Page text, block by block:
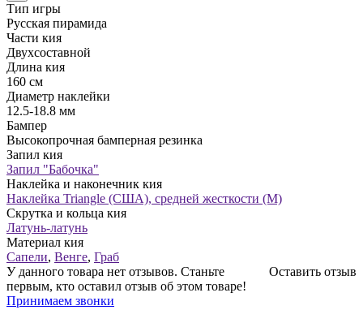
Тип игры
Русская пирамида
Части кия
Двухсоставной
Длина кия
160 см
Диаметр наклейки
12.5-18.8 мм
Бампер
Высокопрочная бамперная резинка
Запил кия
Запил "Бабочка"
Наклейка и наконечник кия
Наклейка Triangle (США), средней жесткости (М)
Скрутка и кольца кия
Латунь-латунь
Материал кия
Сапели, Венге, Граб
Оставить отзыв
У данного товара нет отзывов. Станьте
первым, кто оставил отзыв об этом товаре!
Принимаем звонки